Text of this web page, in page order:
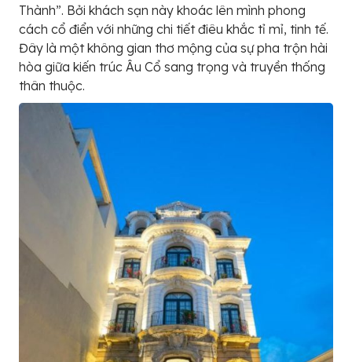
Thành”. Bởi khách sạn này khoác lên mình phong
cách cổ điển với những chi tiết điêu khắc tỉ mỉ, tinh tế.
Đây là một không gian thơ mộng của sự pha trộn hài
hòa giữa kiến trúc Âu Cổ sang trọng và truyền thống
thân thuộc.